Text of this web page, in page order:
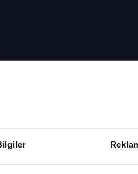
skor hedefleyen
oldu.